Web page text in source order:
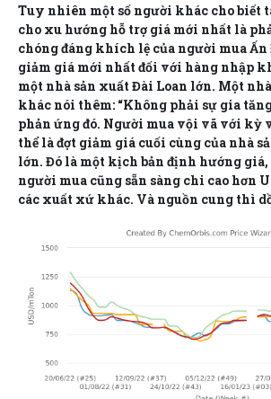
Tuy nhiên một số người khác cho biết
cho xu hướng hỗ trợ giá mới nhất là
chóng đáng khích lệ của người mua Ấn
giảm giá mới nhất đối với hàng nhập
một nhà sản xuất Đài Loan lớn. Một
khác nói thêm: “Không phải sự gia
phản ứng đó. Người mua vội vã với kỳ
thể là đợt giảm giá cuối cùng của nhà
lớn. Đó là một kịch bản định hướng giá,
người mua cũng sẵn sàng chi cao hơn
các xuất xứ khác. Và nguồn cung thì